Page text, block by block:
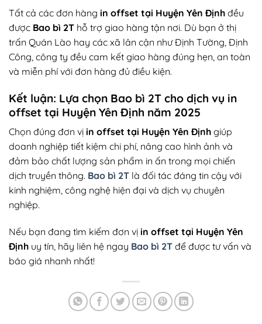
Tất cả các đơn hàng in offset tại Huyện Yên Định đều
được Bao bì 2T hỗ trợ giao hàng tận nơi. Dù bạn ở thị
trấn Quán Lào hay các xã lân cận như Định Tường, Định
Công, công ty đều cam kết giao hàng đúng hẹn, an toàn
và miễn phí với đơn hàng đủ điều kiện.
Kết luận: Lựa chọn Bao bì 2T cho dịch vụ in
offset tại Huyện Yên Định năm 2025
Chọn đúng đơn vị in offset tại Huyện Yên Định giúp
doanh nghiệp tiết kiệm chi phí, nâng cao hình ảnh và
đảm bảo chất lượng sản phẩm in ấn trong mọi chiến
dịch truyền thông. Bao bì 2T là đối tác đáng tin cậy với
kinh nghiệm, công nghệ hiện đại và dịch vụ chuyên
nghiệp.
Nếu bạn đang tìm kiếm đơn vị in offset tại Huyện Yên
Định uy tín, hãy liên hệ ngay Bao bì 2T để được tư vấn và
báo giá nhanh nhất!